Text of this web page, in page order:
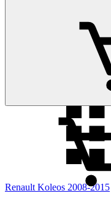
Renault Koleos 2008-2015